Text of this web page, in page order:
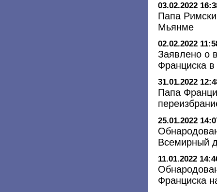
03.02.2022
Папа
Мьянме
02.02.2022
Заявлено о
Франциска
31.01.2022
Папа
25.01.2022
Всемирный
11.01.2022
Франциска